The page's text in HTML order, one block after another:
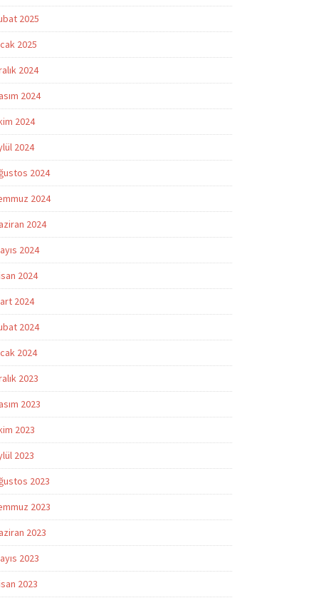
2025
2025
2024
2024
2024
2024
2024
2024
2024
2024
2024
2024
2024
2024
2023
2023
2023
2023
2023
2023
2023
2023
2023